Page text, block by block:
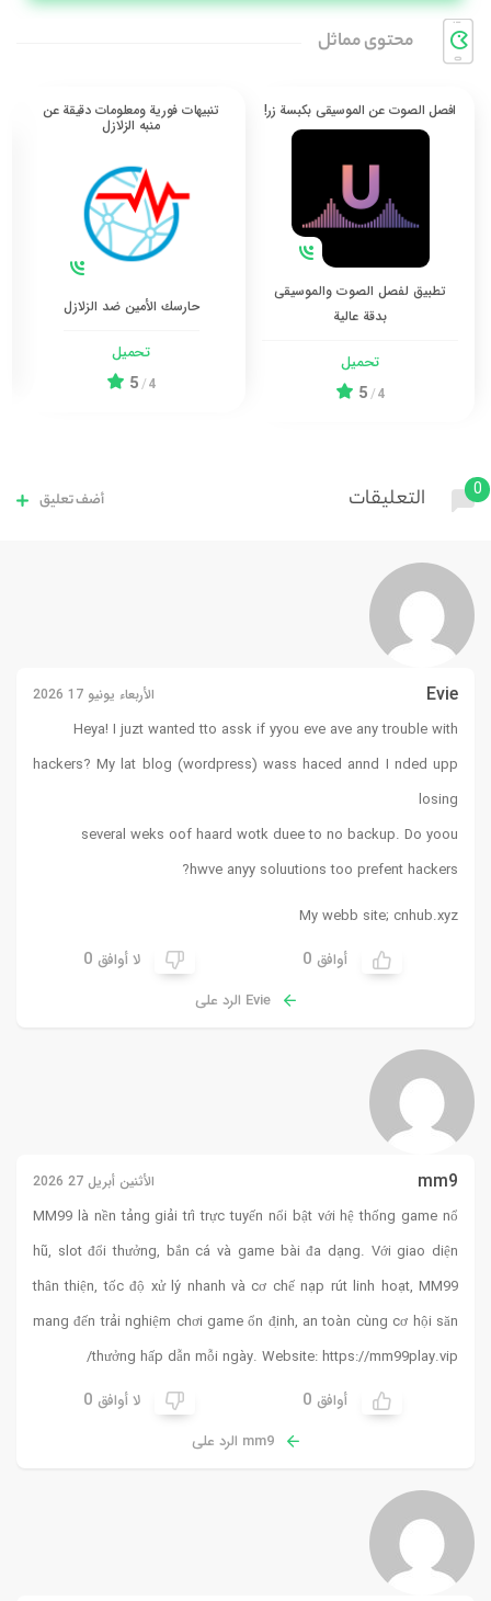
محتوی مماثل
افصل الصوت عن الموسيقى بكبسة زر!
تطبيق لفصل الصوت والموسيقى
بدقة عالية
تحميل
4
/
5
تنبيهات فورية ومعلومات دقيقة عن
منبه الزلازل
حارسك الأمين ضد الزلازل
تحميل
4
/
5
0 التعليقات أضف تعليق
Evie الأربعاء يونيو 17 2026
Heya! I juzt wanted tto assk if yyou eve ave any trouble with
hackers? My lat blog (wordpress) wass haced annd I nded upp
losing
several weks oof haard wotk duee to no backup. Do yoou
hwve anyy soluutions too prefent hackers?
My webb site; cnhub.xyz
أوافق 0 لا أوافق 0
Evie الرد على
mm9 الأثنين أبريل 27 2026
MM99 là nền tảng giải trí trực tuyến nổi bật với hệ thống game nổ
hũ, slot đổi thưởng, bắn cá và game bài đa dạng. Với giao diện
thân thiện, tốc độ xử lý nhanh và cơ chế nạp rút linh hoạt, MM99
mang đến trải nghiệm chơi game ổn định, an toàn cùng cơ hội săn
thưởng hấp dẫn mỗi ngày. Website:https://mm99play.vip/
أوافق 0 لا أوافق 0
mm9 الرد على